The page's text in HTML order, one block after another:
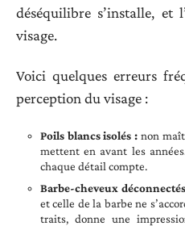
déséquilibre s’installe, et
visage.
Voici quelques erreurs
perception du visage :
Poils blancs isolés : non
mettent en avant les
chaque détail compte.
Barbe-cheveux
et celle de la barbe ne
traits, donne une